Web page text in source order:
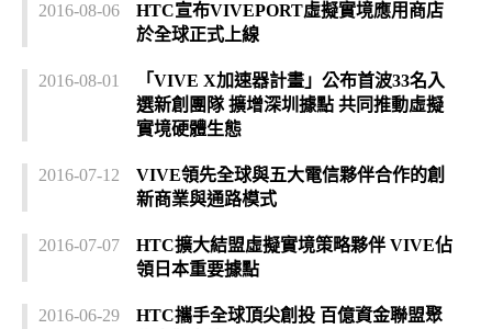
2016-08-06
HTC宣布VIVEPORT虛擬實境應用商店
於全球正式上線
2016-08-01
「VIVE X加速器計畫」公布首波33名入
選新創團隊 擴增深圳據點 共同推動虛擬
實境硬體生態
2016-07-12
VIVE領先全球與五大電信夥伴合作的創
新商業與通路模式
2016-07-07
HTC擴大結盟虛擬實境策略夥伴 VIVE佔
領日本重要據點
2016-06-29
HTC攜手全球頂尖創投 百億資金聯盟聚